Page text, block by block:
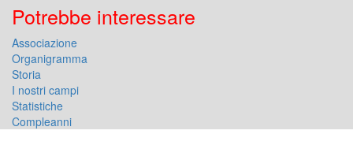
Potrebbe interessare
Associazione
Organigramma
Storia
I nostri campi
Statistiche
Compleanni